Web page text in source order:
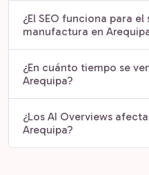
¿El SEO funciona para
manufactura en
¿En cuánto tiempo se
Arequipa?
¿Los AI Overviews
Arequipa?